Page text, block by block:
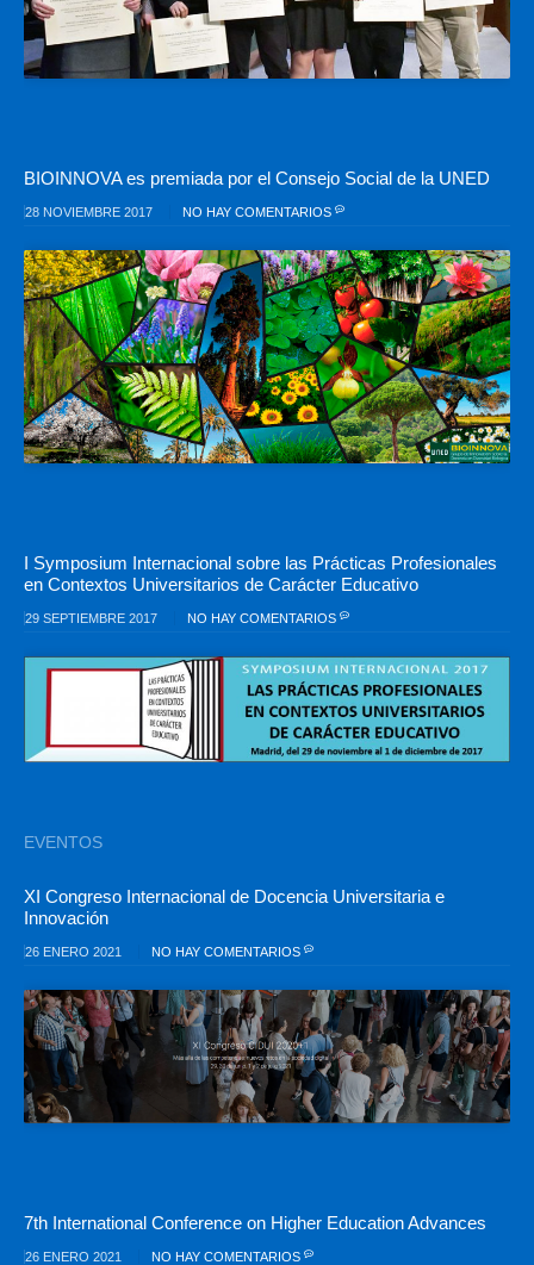
BIOINNOVA es premiada por el Consejo Social de la UNED
28 NOVIEMBRE 2017 NO HAY COMENTARIOS
I Symposium Internacional sobre las Prácticas Profesionales
en Contextos Universitarios de Carácter Educativo
29 SEPTIEMBRE 2017 NO HAY COMENTARIOS
EVENTOS
XI Congreso Internacional de Docencia Universitaria e
Innovación
26 ENERO 2021 NO HAY COMENTARIOS
7th International Conference on Higher Education Advances
26 ENERO 2021 NO HAY COMENTARIOS